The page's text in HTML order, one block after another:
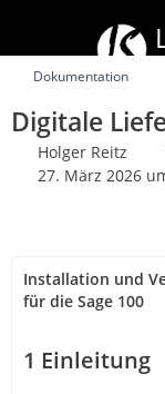
Dokumentation
Digitale
Holger Reitz
27. März 2026
Installation und
für die Sage 100
1 Einleitung